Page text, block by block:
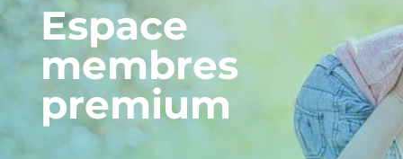
Espace
membres
premium